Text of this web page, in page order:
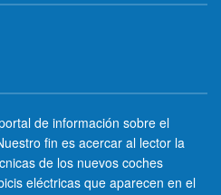
de información sobre el
fin es acercar al lector la
de los nuevos coches
eléctricas que aparecen en el